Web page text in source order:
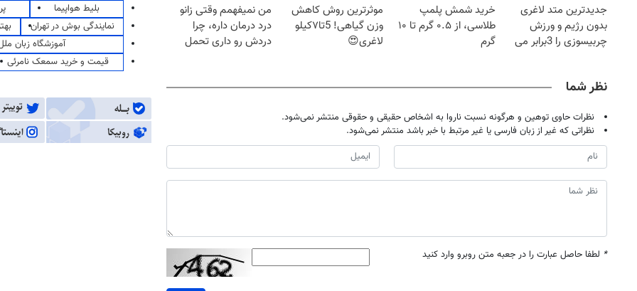
جدیدترین متد لاغری
بدون رژیم و ورزش
چربیسوزی را 3برابر می
خرید شمش پلمپ
طلاسی، از ۰.۵ گرم تا ۱۰
گرم
موثرترین روش کاهش
وزن گیاهی! 5تا۷کیلو
لاغری😍
من نمیفهمم وقتی زانو
درد درمان داره، چرا
دردش رو داری تحمل
نظر شما
نظرات حاوی توهین و هرگونه نسبت ناروا به اشخاص حقیقی و حقوقی منتشر نمی‌شود.
نظراتی که غیر از زبان فارسی یا غیر مرتبط با خبر باشد منتشر نمی‌شود.
* لطفا حاصل عبارت را در جعبه متن روبرو وارد کنید
بلیط هواپیما
نمایندگی بوش در تهران
آموزشگاه زبان
قیمت و خرید سمعک نامرئی